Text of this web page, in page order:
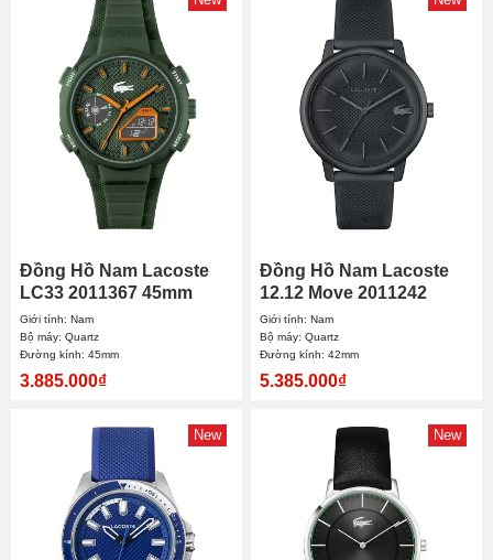
Đồng Hồ Nam Lacoste
LC33 2011367 45mm
Giới tính: Nam
Bộ máy: Quartz
Đường kính: 45mm
3.885.000₫
Đồng Hồ Nam Lacoste
12.12 Move 2011242
42mm
Giới tính: Nam
Bộ máy: Quartz
Đường kính: 42mm
5.385.000₫
New New